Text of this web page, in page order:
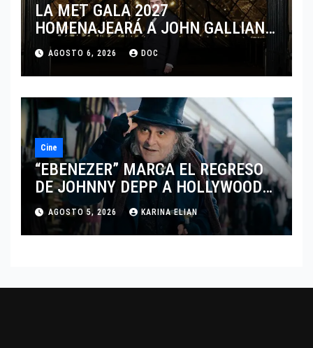
LA MET GALA 2027
HOMENAJEARÁ A JOHN GALLIANO
MARCANDO EL REGRESO DEL REY
DEL DRAMATISMO
AGOSTO 6, 2026 DOC
Cine
“EBENEZER” MARCA EL REGRESO
DE JOHNNY DEPP A HOLLYWOOD
TRAS SU PASO POR EL CINE
INDEPENDIENTE EUROPEO
AGOSTO 5, 2026 KARINA ELIAN